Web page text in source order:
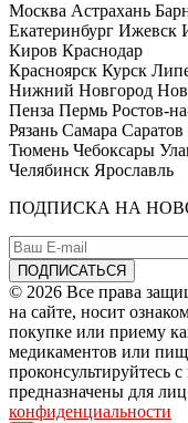
Москва Астрахань
Екатеринбург Ижевск
Киров Краснодар
Красноярск Курск
Нижний Новгород
Пенза Пермь Ростов-
Рязань Самара
Тюмень Чебоксары
Челябинск Ярославль
ПОДПИСКА НА
© 2026 Все права
на сайте, носит
покупке или приему
медикаментов или
проконсультируйтесь
предназначены для
конфиденциальности